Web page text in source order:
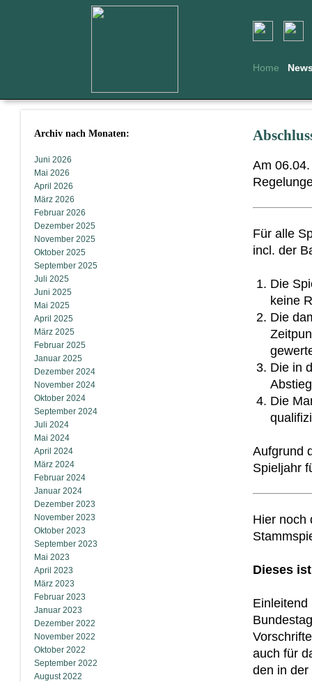
Home
Archiv nach Monaten:
Juni 2026
Mai 2026
April 2026
März 2026
Februar 2026
Dezember 2025
November 2025
Oktober 2025
September 2025
Juli 2025
Juni 2025
Mai 2025
April 2025
März 2025
Februar 2025
Januar 2025
Dezember 2024
November 2024
Oktober 2024
September 2024
Juli 2024
Mai 2024
April 2024
März 2024
Februar 2024
Januar 2024
Dezember 2023
November 2023
Oktober 2023
September 2023
Mai 2023
April 2023
März 2023
Februar 2023
Januar 2023
Dezember 2022
November 2022
Oktober 2022
September 2022
August 2022
Am
Für alle
incl. der
Die
keine
Die
Die in
Die
Aufgrund
Spieljahr
Hier noch
Dieses
Einleitend
auch für
den in